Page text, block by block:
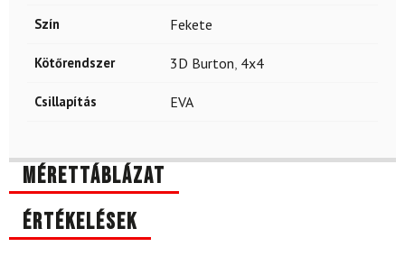
Szín Fekete
Kötőrendszer 3D Burton, 4x4
Csillapítás EVA
Mérettáblázat
Értékelések